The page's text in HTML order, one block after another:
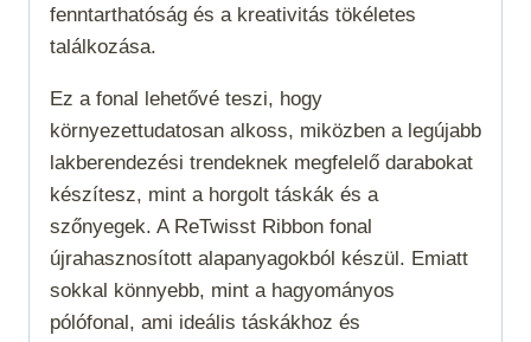
fenntarthatóság és a kreativitás tökéletes
találkozása.
Ez a fonal lehetővé teszi, hogy
környezettudatosan alkoss, miközben a legújabb
lakberendezési trendeknek megfelelő darabokat
készítesz, mint a horgolt táskák és a
szőnyegek. A ReTwisst Ribbon fonal
újrahasznosított alapanyagokból készül. Emiatt
sokkal könnyebb, mint a hagyományos
pólófonal, ami ideális táskákhoz és